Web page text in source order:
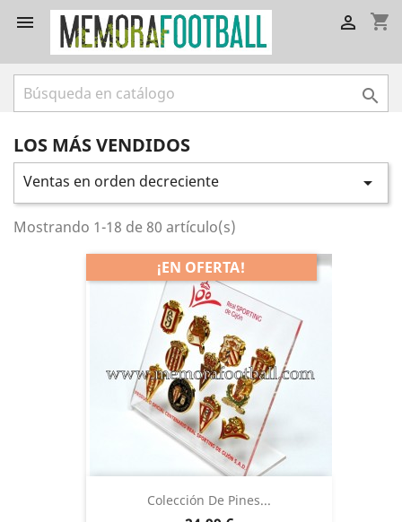
 shopping_cart


LOS MÁS VENDIDOS
Ventas en orden decreciente 
Mostrando 1-18 de 80 artículo(s)
Colección De Pines...
¡EN OFERTA!